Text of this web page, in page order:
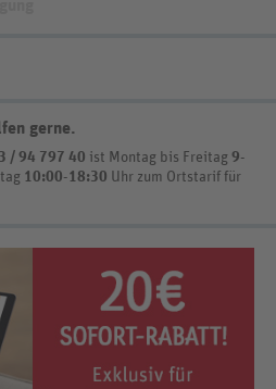
gerne.
/ 94 797 40 ist Montag bis Freitag 9-
10:00-18:30 Uhr zum Ortstarif für